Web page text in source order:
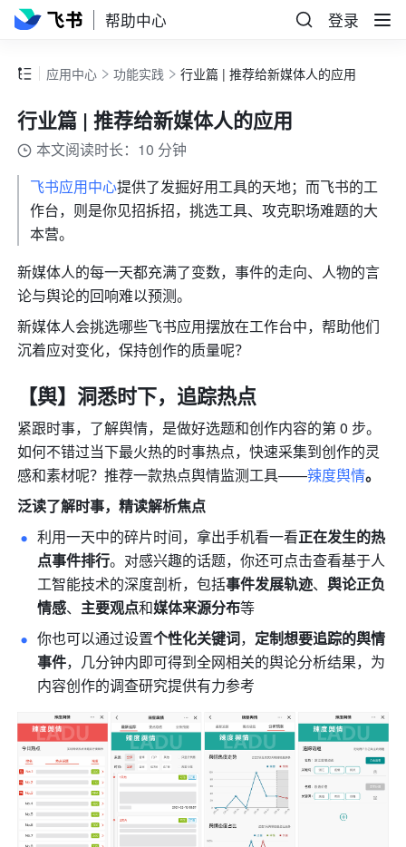
帮助中心 登录
应用中心 功能实践 行业篇 | 推荐给新媒体人的应用
行业篇 | 推荐给新媒体人的应用
本文阅读时长：10 分钟
飞书应用中心提供了发掘好用工具的天地；而飞书的工
作台，则是你见招拆招，挑选工具、攻克职场难题的大
本营。
新媒体人的每一天都充满了变数，事件的走向、人物的言
论与舆论的回响难以预测。
新媒体人会挑选哪些飞书应用摆放在工作台中，帮助他们
沉着应对变化，保持创作的质量呢？
【舆】洞悉时下，追踪热点
紧跟时事，了解舆情，是做好选题和创作内容的第 0 步。
如何不错过当下最火热的时事热点，快速采集到创作的灵
感和素材呢？推荐一款热点舆情监测工具——辣度舆情。
泛读了解时事，精读解析焦点
利用一天中的碎片时间，拿出手机看一看正在发生的热
点事件排行。对感兴趣的话题，你还可点击查看基于人
工智能技术的深度剖析，包括事件发展轨迹、舆论正负
情感、 主要观点和媒体来源分布等
你也可以通过设置个性化关键词， 定制想要追踪的舆情
事件，几分钟内即可得到全网相关的舆论分析结果，为
内容创作的调查研究提供有力参考